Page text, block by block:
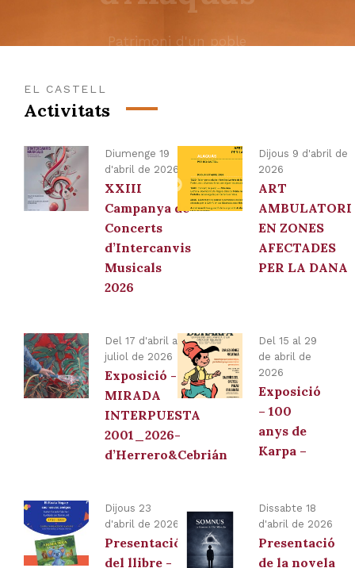
EL CASTELL
Activitats
Diumenge 19
d'abril de 2026
XXIII
Campanya de
Concerts
d’Intercanvis
Musicals
2026
Dijous 9 d'abril de
2026
ART
AMBULATORI
EN ZONES
AFECTADES
PER LA DANA
Del 17 d'abril a l'11 de
juliol de 2026
Exposició -LA
MIRADA
INTERPUESTA
2001_2026-
d’Herrero&Cebrián
Del 15 al 29
de abril de
2026
Exposició
– 100
anys de
Karpa –
Dijous 23
d'abril de 2026
Presentació
del llibre -
Dissabte 18
d'abril de 2026
Presentació
de la novela